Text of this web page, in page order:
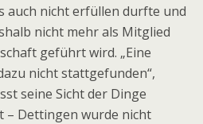
auch nicht erfüllen durfte und
nicht mehr als Mitglied
geführt wird. „Eine
nicht stattgefunden“,
seine Sicht der Dinge
– Dettingen wurde nicht